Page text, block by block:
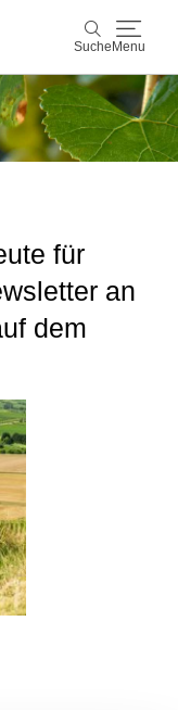
Suche Menu
Suche
für
an
dem